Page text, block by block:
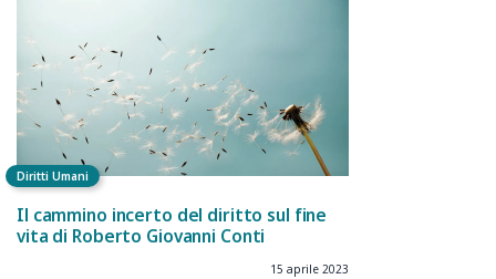
Diritti Umani
Il cammino incerto del diritto sul fine
vita di Roberto Giovanni Conti
15 aprile 2023